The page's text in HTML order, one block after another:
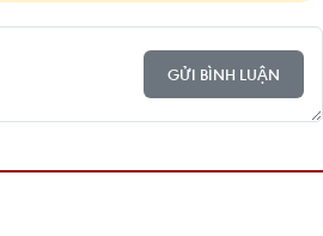
GỬI BÌNH LUẬN